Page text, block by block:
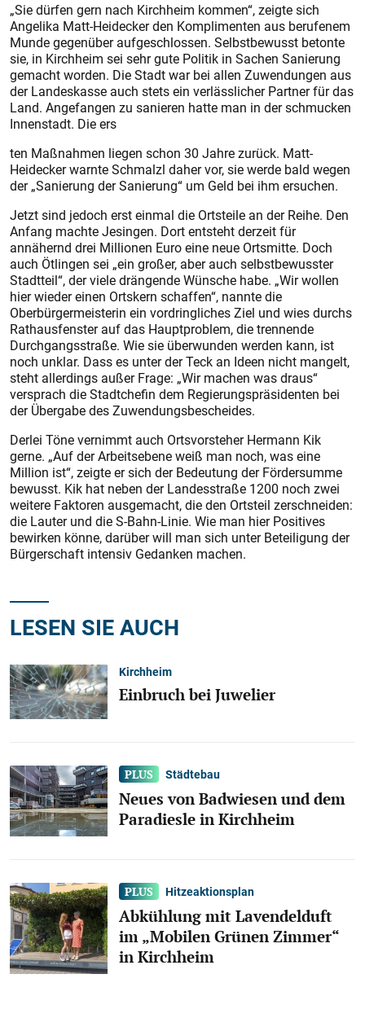
„Sie dürfen gern nach Kirchheim kommen“, zeigte sich
Angelika Matt-Heidecker den Komplimenten aus berufenem
Munde gegenüber aufgeschlossen. Selbstbewusst betonte
sie, in Kirchheim sei sehr gute Politik in Sachen Sanierung
gemacht worden. Die Stadt war bei allen Zuwendungen aus
der Landeskasse auch stets ein verlässlicher Partner für das
Land. Angefangen zu sanieren hatte man in der schmucken
Innenstadt. Die ers
­ten Maßnahmen liegen schon 30 Jahre zurück. Matt-
Heidecker warnte Schmalzl daher vor, sie werde bald wegen
der „Sanierung der Sanierung“ um Geld bei ihm ersuchen.
Jetzt sind jedoch erst einmal die Ortsteile an der Reihe. Den
Anfang machte Jesingen. Dort entsteht derzeit für
annähernd drei Millionen Euro eine neue Ortsmitte. Doch
auch Ötlingen sei „ein großer, aber auch selbstbewusster
Stadtteil“, der viele drängende Wünsche habe. „Wir wollen
hier wieder einen Ortskern schaffen“, nannte die
Oberbürgermeisterin ein vordringliches Ziel und wies durchs
Rathausfenster auf das Hauptproblem, die trennende
Durchgangsstraße. Wie sie überwunden werden kann, ist
noch unklar. Dass es unter der Teck an Ideen nicht mangelt,
steht allerdings außer Frage: „Wir machen was draus“
versprach die Stadtchefin dem Regierungspräsidenten bei
der Übergabe des Zuwendungsbescheides.
Derlei Töne vernimmt auch Ortsvorsteher Hermann Kik
gerne. „Auf der Arbeitsebene weiß man noch, was eine
Million ist“, zeigte er sich der Bedeutung der Fördersumme
bewusst. Kik hat neben der Landesstraße 1200 noch zwei
weitere Faktoren ausgemacht, die den Ortsteil zerschneiden:
die Lauter und die S-Bahn-Linie. Wie man hier Positives
bewirken könne, darüber will man sich unter Beteiligung der
Bürgerschaft intensiv Gedanken machen.
LESEN SIE AUCH
Kirchheim
Einbruch bei Juwelier
Städtebau
Neues von Badwiesen und dem
Paradiesle in Kirchheim
Hitzeaktionsplan
Abkühlung mit Lavendelduft
im „Mobilen Grünen Zimmer“
in Kirchheim